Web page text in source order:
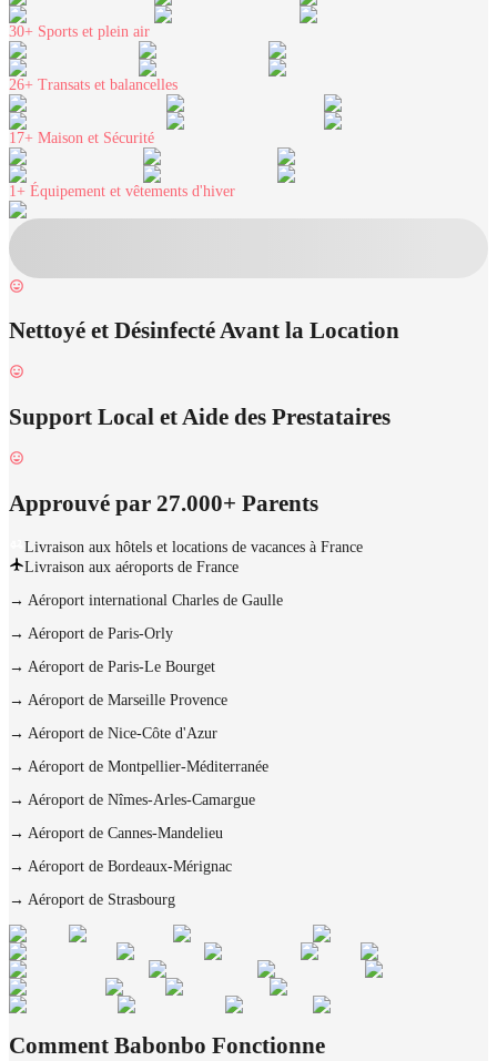
30+ Sports et plein air
26+ Transats et balancelles
17+ Maison et Sécurité
1+ Équipement et vêtements d'hiver
Nettoyé et Désinfecté Avant la Location
Support Local et Aide des Prestataires
Approuvé par 27.000+ Parents
Livraison aux hôtels et locations de vacances à France
Livraison aux aéroports de France
→ Aéroport international Charles de Gaulle
→ Aéroport de Paris-Orly
→ Aéroport de Paris-Le Bourget
→ Aéroport de Marseille Provence
→ Aéroport de Nice-Côte d'Azur
→ Aéroport de Montpellier-Méditerranée
→ Aéroport de Nîmes-Arles-Camargue
→ Aéroport de Cannes-Mandelieu
→ Aéroport de Bordeaux-Mérignac
→ Aéroport de Strasbourg
Comment Babonbo Fonctionne